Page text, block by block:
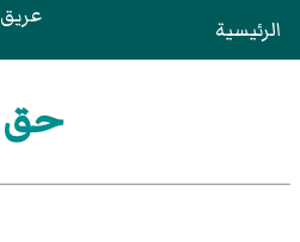
الرئيسية عريق
حق